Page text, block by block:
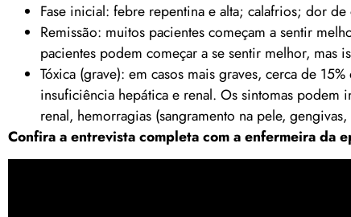
Fase inicial: febre repentina e alta; calafrios; dor
Remissão: muitos pacientes começam a sentir
pacientes podem começar a se sentir melhor, mas
Tóxica (grave): em casos mais graves, cerca de
insuficiência hepática e renal. Os sintomas
renal, hemorragias (sangramento na pele,
Confira a entrevista completa com a enfermeira da